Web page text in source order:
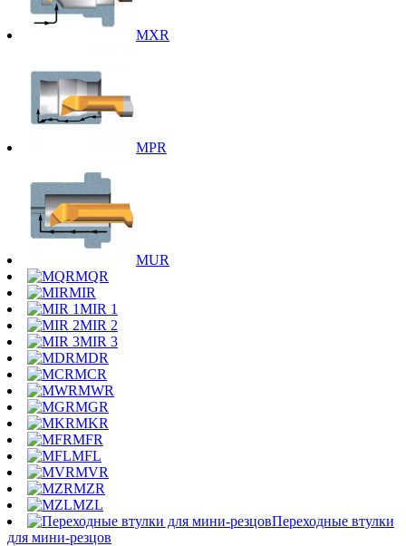
MXR
MPR
MUR
MQR
MIR
MIR 1
MIR 2
MIR 3
MDR
MCR
MWR
MGR
MKR
MFR
MFL
MVR
MZR
MZL
Переходные втулки
для мини-резцов